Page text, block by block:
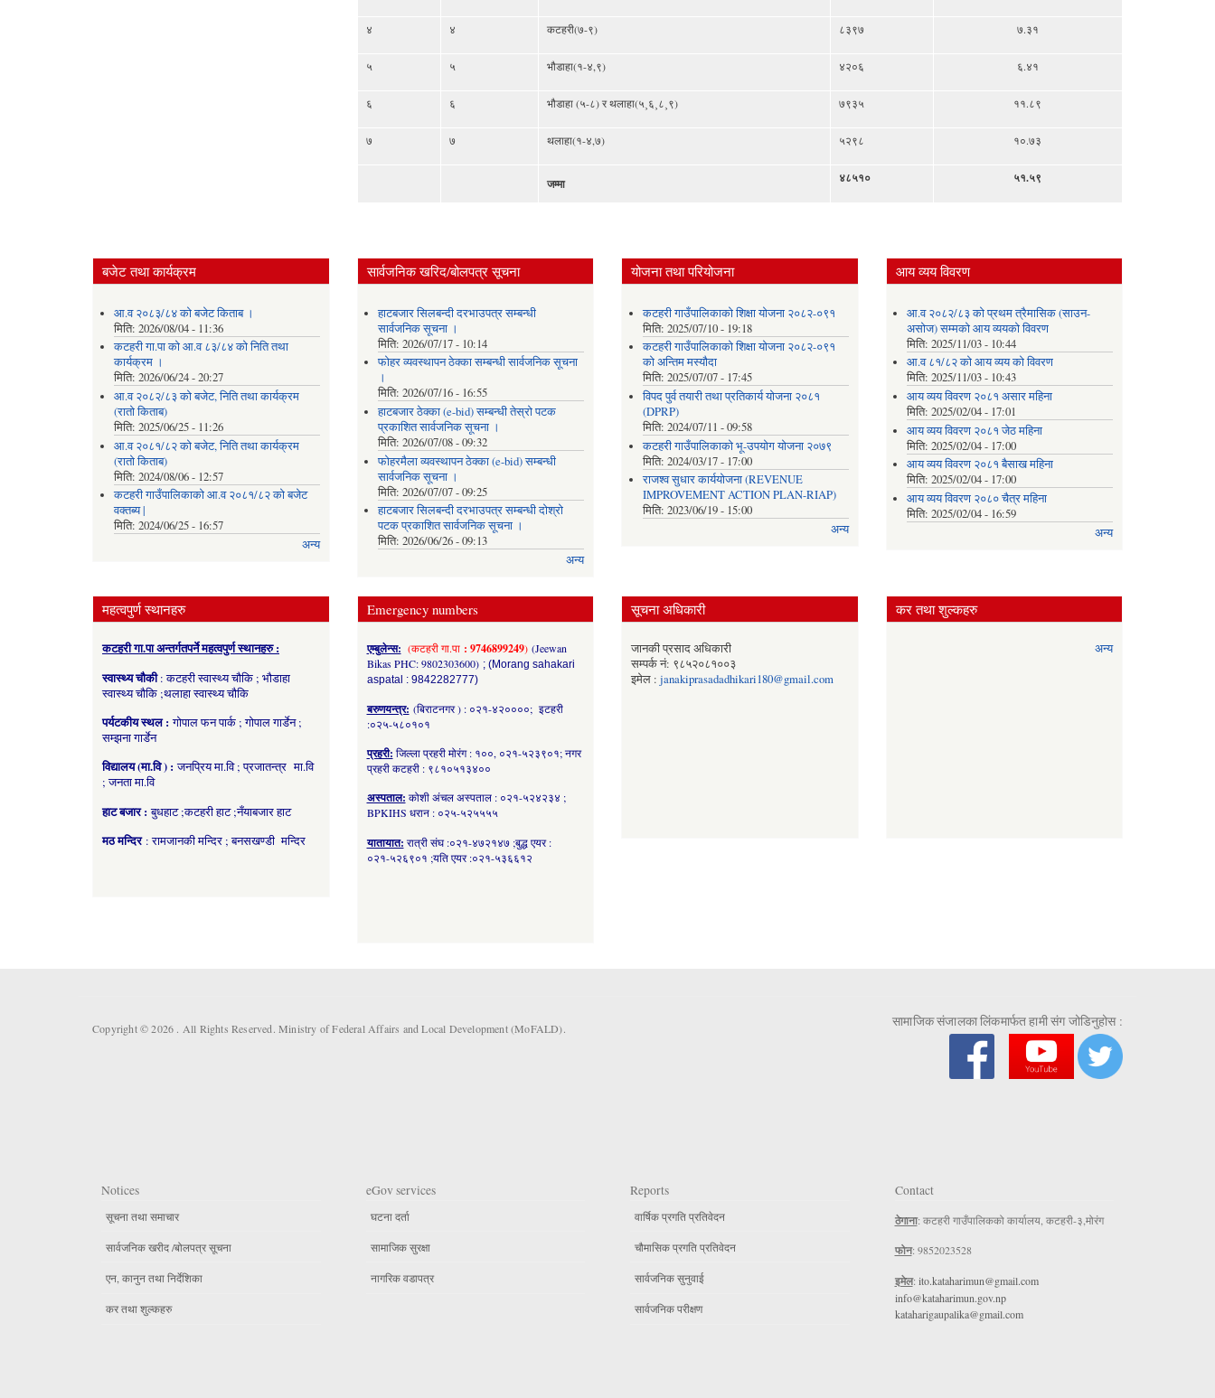
४ ४ कटहरी(७-९) ८३९७ ७.३१
५ ५ भौडाहा(१-४,९) ४२०६ ६.४१
६ ६ भौडाहा (५-८) र थलाहा(५¸६¸८¸९) ७९३५ ११.८९
७ ७ थलाहा(१-४,७) ५२९८ १०.७३
जम्मा ४८५१० ५१.५९
बजेट तथा कार्यक्रम
आ.व २०८३/८४ को बजेट किताब ।
मिति: 2026/08/04 - 11:36
कटहरी गा.पा को आ.व ८३/८४ को निति तथा
कार्यक्रम ।
मिति: 2026/06/24 - 20:27
आ.व २०८२/८३ को बजेट, निति तथा कार्यक्रम
(रातो किताब)
मिति: 2025/06/25 - 11:26
आ.व २०८१/८२ को बजेट, निति तथा कार्यक्रम
(रातो किताब)
मिति: 2024/08/06 - 12:57
कटहरी गाउँपालिकाको आ.व २०८१/८२ को बजेट
वक्तब्य |
मिति: 2024/06/25 - 16:57
अन्य
सार्वजनिक खरिद/बोलपत्र सूचना
हाटबजार सिलबन्दी दरभाउपत्र सम्बन्धी
सार्वजनिक सूचना ।
मिति:2026/07/17 - 10:14
फोहर व्यवस्थापन ठेक्का सम्बन्धी सार्वजनिक सूचना
।
मिति:2026/07/16 - 16:55
हाटबजार ठेक्का (e-bid) सम्बन्धी तेस्रो पटक
प्रकाशित सार्वजनिक सूचना ।
मिति:2026/07/08 - 09:32
फोहरमैला व्यवस्थापन ठेक्का (e-bid) सम्बन्धी
सार्वजनिक सूचना ।
मिति:2026/07/07 - 09:25
हाटबजार सिलबन्दी दरभाउपत्र सम्बन्धी दोश्रो
पटक प्रकाशित सार्वजनिक सूचना ।
मिति:2026/06/26 - 09:13
अन्य
योजना तथा परियोजना
कटहरी गाउँपालिकाको शिक्षा योजना २०८२-०९१
मिति: 2025/07/10 - 19:18
कटहरी गाउँपालिकाको शिक्षा योजना २०८२-०९१
को अन्तिम मस्यौदा
मिति: 2025/07/07 - 17:45
विपद पुर्व तयारी तथा प्रतिकार्य योजना २०८१
(DPRP)
मिति: 2024/07/11 - 09:58
कटहरी गाउँपालिकाको भू-उपयोग योजना २०७९
मिति: 2024/03/17 - 17:00
राजश्व सुधार कार्ययोजना (REVENUE
IMPROVEMENT ACTION PLAN-RIAP)
मिति: 2023/06/19 - 15:00
अन्य
आय व्यय विवरण
आ.व २०८२/८३ को प्रथम त्रैमासिक (साउन-
असोज) सम्मको आय व्ययको विवरण
मिति:2025/11/03 - 10:44
आ.व ८१/८२ को आय व्यय को विवरण
मिति:2025/11/03 - 10:43
आय व्यय विवरण २०८१ असार महिना
मिति:2025/02/04 - 17:01
आय व्यय विवरण २०८१ जेठ महिना
मिति:2025/02/04 - 17:00
आय व्यय विवरण २०८१ बैसाख महिना
मिति:2025/02/04 - 17:00
आय व्यय विवरण २०८० चैत्र महिना
मिति:2025/02/04 - 16:59
अन्य
महत्वपुर्ण स्थानहरु
कटहरी गा.पा अन्तर्गतपर्ने महत्वपुर्ण स्थानहरु :
स्वास्थ्य चौकी: कटहरी स्वास्थ्य चौकि ; भौडाहा
स्वास्थ्य चौकि ;थलाहा स्वास्थ्य चौकि
पर्यटकीय स्थल :गोपाल फन पार्क ; गोपाल गार्डेन ;
सम्झना गार्डेन
विद्यालय (मा.वि ) :जनप्रिय मा.वि ; प्रजातन्त्र मा.वि
; जनता मा.वि
हाट बजार :बुधहाट ;कटहरी हाट ;नँयाबजार हाट
मठ मन्दिर : रामजानकी मन्दिर ; बनसखण्डी मन्दिर
Emergency numbers
एम्बुलेन्स: (कटहरी गा.पा : 9746899249)(Jeewan
Bikas PHC: 9802303600) ; (Morang sahakari
aspatal : 9842282777)
बरुणयन्त्र: (बिराटनगर ) : ०२१-४२००००; इटहरी
:०२५-५८०१०१
प्रहरी: जिल्ला प्रहरी मोरंग : १००, ०२१-५२३९०१; नगर
प्रहरी कटहरी : ९८१०५१३४००
अस्पताल: कोशी अंचल अस्पताल : ०२१-५२४२३४ ;
BPKIHS धरान : ०२५-५२५५५५
यातायात: रात्री संघ :०२१-४७२१४७ ;बुद्ध एयर :
०२१-५२६९०१ ;यति एयर :०२१-५३६६१२
सूचना अधिकारी
जानकी प्रसाद अधिकारी
सम्पर्क नं: ९८५२०८१००३
इमेल : janakiprasadadhikari180@gmail.com
कर तथा शुल्कहरु
अन्य
Copyright © 2026 . All Rights Reserved. Ministry of Federal Affairs and Local Development (MoFALD). सामाजिक संजालका लिंकमार्फत हामी संग जोडिनुहोस :
Notices
सूचना तथा समाचार
सार्वजनिक खरीद /बोलपत्र सूचना
एन, कानुन तथा निर्देशिका
कर तथा शुल्कहरु
eGov services
घटना दर्ता
सामाजिक सुरक्षा
नागरिक वडापत्र
Reports
वार्षिक प्रगति प्रतिवेदन
चौमासिक प्रगति प्रतिवेदन
सार्वजनिक सुनुवाई
सार्वजनिक परीक्षण
Contact
ठेगाना: कटहरी गाउँपालिकको कार्यालय, कटहरी-३,मोरंग
फोन: 9852023528
इमेल: ito.kataharimun@gmail.com
info@kataharimun.gov.np
kataharigaupalika@gmail.com